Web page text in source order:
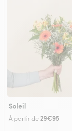
Soleil
À partir de 29€95